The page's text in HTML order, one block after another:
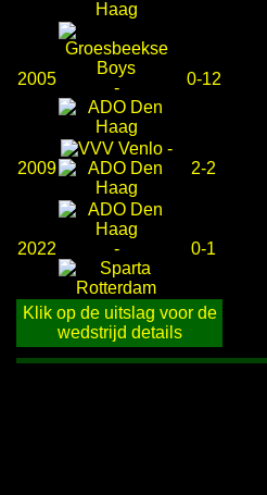
2005 - 0-12
2009
-
2-2
2022 - 0-1
Klik op de uitslag voor de
wedstrijd details